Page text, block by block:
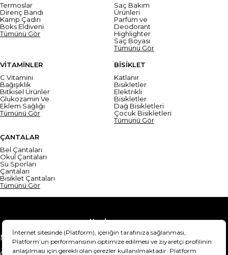
Termoslar
Direnç Bandı
Kamp Çadırı
Boks Eldiveni
Tümünü Gör
Saç Bakım
Ürünleri
Parfüm ve
Deodorant
Highlighter
Saç Boyası
Tümünü Gör
VİTAMİNLER
C Vitamini
Bağışıklık
Bitkisel Ürünler
Glukozamin Ve
Eklem Sağlığı
Tümünü Gör
BİSİKLET
Katlanır
Bisikletler
Elektrikli
Bisikletler
Dağ Bisikletleri
Çocuk Bisikletleri
Tümünü Gör
ÇANTALAR
Bel Çantaları
Okul Çantaları
Su Sporları
Çantaları
Bisiklet Çantaları
Tümünü Gör
Yardım
Mesafeli Satış Sözleşmesi
Teslimat Bilgisi